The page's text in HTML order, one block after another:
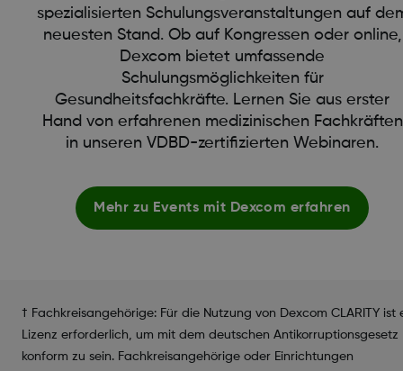
spezialisierten Schulungsveranstaltungen auf
neuesten Stand. Ob auf Kongressen oder online,
Dexcom bietet umfassende
Schulungsmöglichkeiten für
Gesundheitsfachkräfte. Lernen Sie aus erster
Hand von erfahrenen medizinischen Fachkräften
in unseren VDBD-zertifizierten Webinaren.
Mehr zu Events mit Dexcom erfahren
† Fachkreisangehörige: Für die Nutzung von Dexcom CLARITY ist
Lizenz erforderlich, um mit dem deutschen Antikorruptionsgesetz
konform zu sein. Fachkreisangehörige oder Einrichtungen